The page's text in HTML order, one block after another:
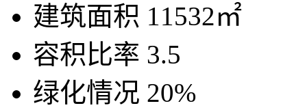
建筑面积 11532㎡
容积比率 3.5
绿化情况 20%